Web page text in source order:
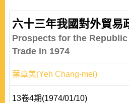
六十三年我國對外貿易
Prospects for the
Trade in 1974
葉章美(Yeh Chang-mei)
13卷4期(1974/01/10)